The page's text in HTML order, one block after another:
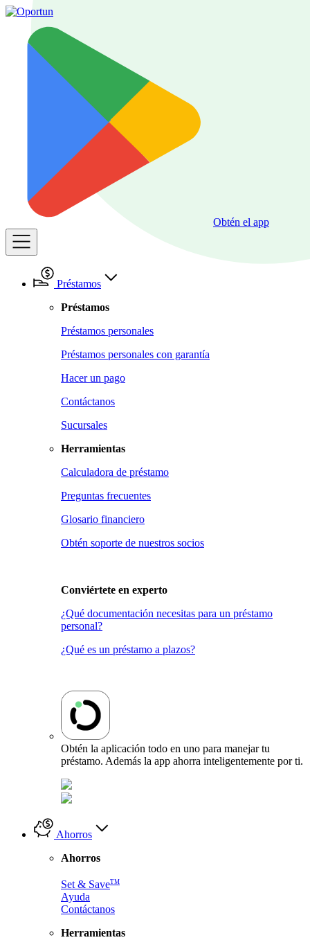
Obtén el app
Préstamos
Préstamos
Préstamos personales
Préstamos personales con garantía
Hacer un pago
Contáctanos
Sucursales
Herramientas
Calculadora de préstamo
Preguntas frecuentes
Glosario financiero
Obtén soporte de nuestros socios
Conviértete en experto
¿Qué documentación necesitas para un préstamo
personal?
¿Qué es un préstamo a plazos?
Obtén la aplicación todo en uno para manejar tu
préstamo. Además la app ahorra inteligentemente por ti.
Ahorros
Ahorros
Set & SaveTM
Ayuda
Contáctanos
Herramientas